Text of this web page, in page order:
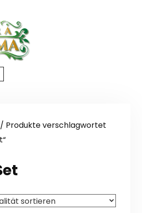
/ Produkte verschlagwortet